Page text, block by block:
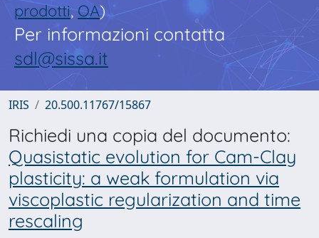
prodotti,OA)
Per informazioni contatta
sdl@sissa.it
IRIS 20.500.11767/15867
Richiedi una copia del documento:
Quasistatic evolution for Cam-Clay
plasticity: a weak formulation via
viscoplastic regularization and time
rescaling